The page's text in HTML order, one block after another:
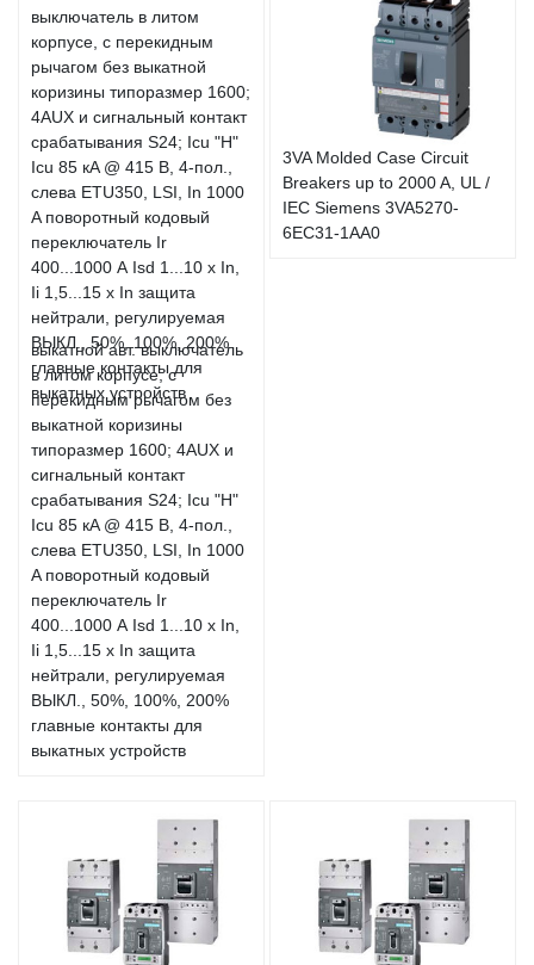
выкатной авт. выключатель
в литом корпусе, с
перекидным рычагом без
выкатной коризины
типоразмер 1600; 4AUX и
сигнальный контакт
срабатывания S24; Icu "H"
Icu 85 кA @ 415 В, 4-пол.,
слева ETU350, LSI, In 1000
A поворотный кодовый
переключатель Ir
400...1000 А Isd 1...10 x In,
Ii 1,5...15 x In защита
нейтрали, регулируемая
ВЫКЛ., 50%, 100%, 200%
главные контакты для
выкатных устройств
3VA Molded Case Circuit
Breakers up to 2000 A, UL /
IEC Siemens 3VA5270-
6EC31-1AA0